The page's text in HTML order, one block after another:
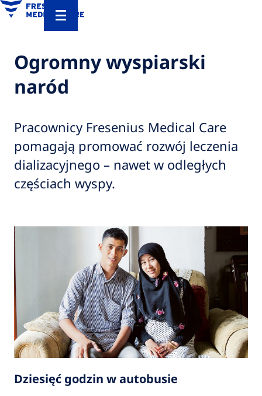
Ogromny wyspiarski
naród
Pracownicy Fresenius Medical Care
pomagają promować rozwój leczenia
dializacyjnego – nawet w odległych
częściach wyspy.
Dziesięć godzin w autobusie